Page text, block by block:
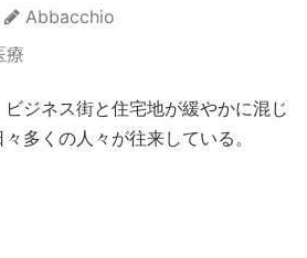
Abbacchio
療
ジネス街と住宅地が緩やかに混じ
多くの人々が往来している。